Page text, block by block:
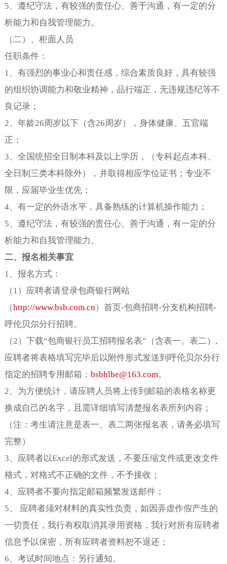
5 、遵纪守法，有较强的责任心、善于沟通，有一定的分
析能力和自我管理能力。
（二）、柜面人员
任职条件：
1
、有强烈的事业心和责任感，综合素质良好，具有较强
的组织协调能力和敬业精神，品行端正，无违规违纪等不
良记录；
2 、年龄26周岁以下（含26周岁），身体健康、五官端
正；
3 、全国统招全日制本科及以上学历，
（专科起点本科、
全日制三类本科除外），并取得相应学位证书；专业不
限，应届毕业生优先；
4、有一定的外语水平，具备熟练的计算机操作能力；
5 、遵纪守法，有较强的责任心、善于沟通，有一定的分
析能力和自我管理能力。
二、报名相关事宜
1、 报名方式：
（1 ） 应聘者请登录包商银行网站
（http://www.bsb.com.cn）首页-包商招聘-分支机构招聘-
呼伦贝尔分行招聘。
（2） 下载“包商银行员工招聘报名表”（含表一、表二） ,
应聘者将表格填写完毕后以附件形式发送到呼伦贝尔分行
指定的招聘专用邮箱： bsbhlbe@163.com。
2 、为方便统计，请应聘人员将上传到邮箱的表格名称更
换成自己的名字，且需详细填写清楚报名表所列内容；
（注：考生请注意是表一、表二两张报名表，请务必填写
完整）
3、 应聘者以Excel的形式发送，不要压缩文件或更改文件
格式，对格式不正确的文件，不予接收；
4、 应聘者不要向指定邮箱频繁发送邮件；
5 、 应聘者须对材料的真实性负责，如因弄虚作假产生的
一切责任，我行有权取消其录用资格，我行对所有应聘者
信息予以保密，所有应聘者资料恕不退还；
6 、考试时间地点：另行通知。